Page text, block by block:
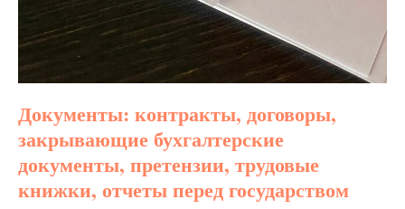
Документы: контракты, договоры,
закрывающие бухгалтерские
документы, претензии, трудовые
книжки, отчеты перед государством